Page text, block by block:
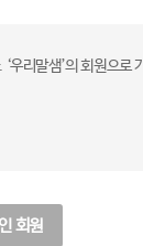
리말샘’의 회원으
회원